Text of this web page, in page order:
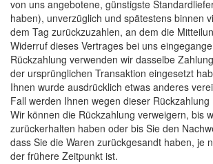
von uns angebotene, günstigste
haben), unverzüglich und spätestens binnen
dem Tag zurückzuzahlen, an dem die
Widerruf dieses Vertrages bei uns
Rückzahlung verwenden wir dasselbe
der ursprünglichen Transaktion eingesetzt
Ihnen wurde ausdrücklich etwas anderes
Fall werden Ihnen wegen dieser
Wir können die Rückzahlung verweigern, bis
zurückerhalten haben oder bis Sie den
dass Sie die Waren zurückgesandt haben, je
der frühere Zeitpunkt ist.